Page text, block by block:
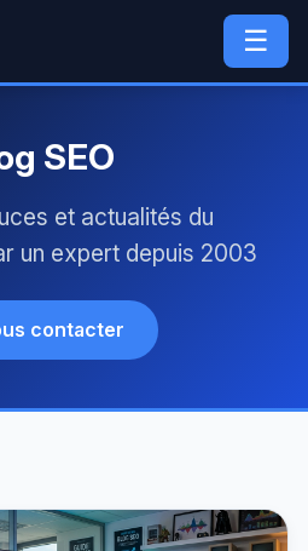
☰
SEO
et actualités du
un expert depuis 2003
contacter